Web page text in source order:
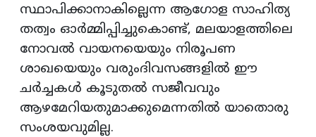
സ്ഥാപിക്കാനാകില്ലെന്ന ആഗോള സാഹിത്യ
തത്വം ഓർമ്മിപ്പിച്ചുകൊണ്ട്, മലയാളത്തിലെ
നോവൽ വായനയെയും നിരൂപണ
ശാഖയെയും വരുംദിവസങ്ങളിൽ ഈ
ചർച്ചകൾ കൂടുതൽ സജീവവും
ആഴമേറിയതുമാക്കുമെന്നതിൽ യാതൊരു
സംശയവുമില്ല.